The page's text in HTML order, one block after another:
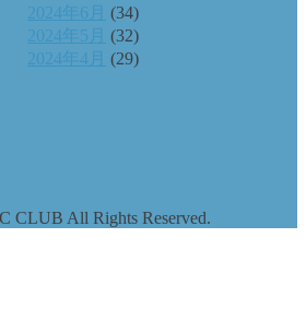
2024年6月 (34)
2024年5月 (32)
2024年4月 (29)
CLUB All Rights Reserved.